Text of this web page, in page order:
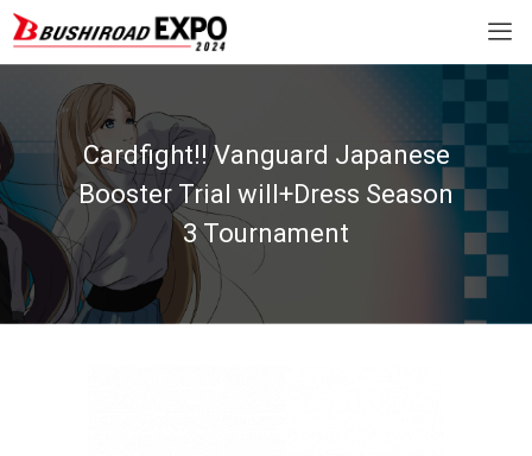
Cardfight!! Vanguard Japanese
Booster Trial will+Dress Season
3 Tournament